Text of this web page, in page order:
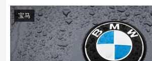
宝马